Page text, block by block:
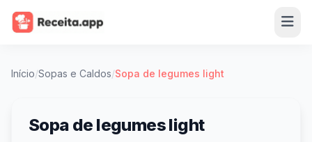
Início/Sopas e Caldos/Sopa de legumes light
Sopa de legumes light